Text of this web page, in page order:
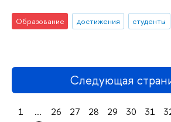
Образование достижения студенты
Следующая
1 ... 26 27 28 29 30 31